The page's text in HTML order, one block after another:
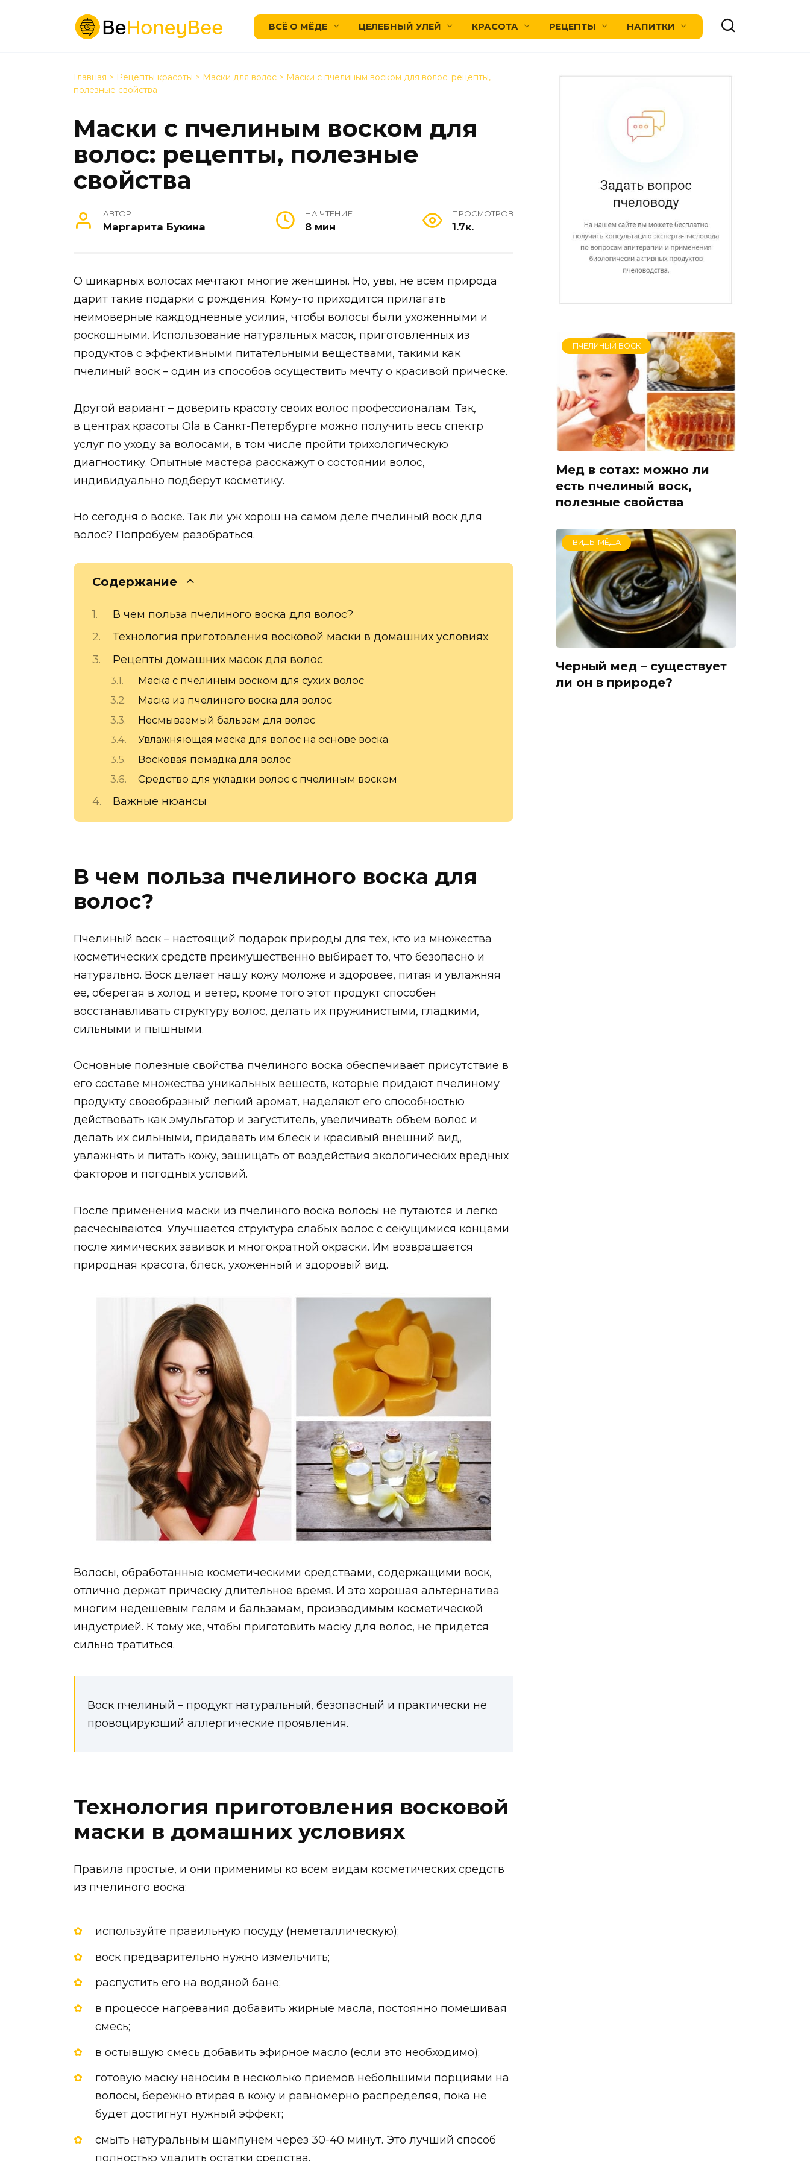
ВСЁ О МЁДЕ ЦЕЛЕБНЫЙ УЛЕЙ КРАСОТА РЕЦЕПТЫ НАПИТКИ
Главная > Рецепты красоты > Маски для волос > Маски с пчелиным воском для волос: рецепты,
полезные свойства
Маски с пчелиным воском для
волос: рецепты, полезные
свойства
АВТОР
Маргарита Букина
НА ЧТЕНИЕ
8 мин
ПРОСМОТРОВ
1.7к.
О шикарных волосах мечтают многие женщины. Но, увы, не всем природа
дарит такие подарки с рождения. Кому-то приходится прилагать
неимоверные каждодневные усилия, чтобы волосы были ухоженными и
роскошными. Использование натуральных масок, приготовленных из
продуктов с эффективными питательными веществами, такими как
пчелиный воск – один из способов осуществить мечту о красивой прическе.
Другой вариант – доверить красоту своих волос профессионалам. Так,
в центрах красоты Ola в Санкт-Петербурге можно получить весь спектр
услуг по уходу за волосами, в том числе пройти трихологическую
диагностику. Опытные мастера расскажут о состоянии волос,
индивидуально подберут косметику.
Но сегодня о воске. Так ли уж хорош на самом деле пчелиный воск для
волос? Попробуем разобраться.
Содержание
В чем польза пчелиного воска для волос?
Технология приготовления восковой маски в домашних условиях
Рецепты домашних масок для волос
Маска с пчелиным воском для сухих волос
Маска из пчелиного воска для волос
Несмываемый бальзам для волос
Увлажняющая маска для волос на основе воска
Восковая помадка для волос
Средство для укладки волос с пчелиным воском
Важные нюансы
В чем польза пчелиного воска для
волос?
Пчелиный воск – настоящий подарок природы для тех, кто из множества
косметических средств преимущественно выбирает то, что безопасно и
натурально. Воск делает нашу кожу моложе и здоровее, питая и увлажняя
ее, оберегая в холод и ветер, кроме того этот продукт способен
восстанавливать структуру волос, делать их пружинистыми, гладкими,
сильными и пышными.
Основные полезные свойства пчелиного воска обеспечивает присутствие в
его составе множества уникальных веществ, которые придают пчелиному
продукту своеобразный легкий аромат, наделяют его способностью
действовать как эмульгатор и загуститель, увеличивать объем волос и
делать их сильными, придавать им блеск и красивый внешний вид,
увлажнять и питать кожу, защищать от воздействия экологических вредных
факторов и погодных условий.
После применения маски из пчелиного воска волосы не путаются и легко
расчесываются. Улучшается структура слабых волос с секущимися концами
после химических завивок и многократной окраски. Им возвращается
природная красота, блеск, ухоженный и здоровый вид.
Волосы, обработанные косметическими средствами, содержащими воск,
отлично держат прическу длительное время. И это хорошая альтернатива
многим недешевым гелям и бальзамам, производимым косметической
индустрией. К тому же, чтобы приготовить маску для волос, не придется
сильно тратиться.
Воск пчелиный – продукт натуральный, безопасный и практически не
провоцирующий аллергические проявления.
Технология приготовления восковой
маски в домашних условиях
Правила простые, и они применимы ко всем видам косметических средств
из пчелиного воска:
используйте правильную посуду (неметаллическую);
воск предварительно нужно измельчить;
распустить его на водяной бане;
в процессе нагревания добавить жирные масла, постоянно помешивая
смесь;
в остывшую смесь добавить эфирное масло (если это необходимо);
готовую маску наносим в несколько приемов небольшими порциями на
волосы, бережно втирая в кожу и равномерно распределяя, пока не
будет достигнут нужный эффект;
смыть натуральным шампунем через 30-40 минут. Это лучший способ
полностью удалить остатки средства.
ПЧЕЛИНЫЙ ВОСК
Мед в сотах: можно ли
есть пчелиный воск,
полезные свойства
ВИДЫ МЁДА
Черный мед – существует
ли он в природе?